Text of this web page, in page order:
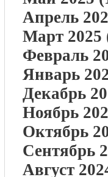
Апрель
Март 2025
Февраль
Январь
Декабрь
Ноябрь
Октябрь
Сентябрь
Август